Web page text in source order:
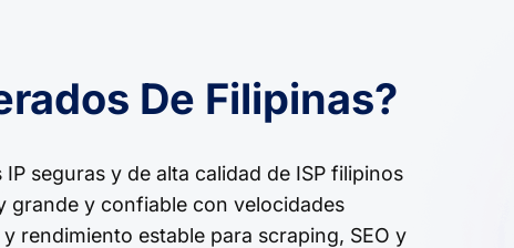
De Filipinas?
seguras y de alta calidad de ISP filipinos
grande y confiable con velocidades
rendimiento estable para scraping, SEO y